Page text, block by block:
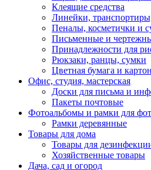
Клеящие средства
Линейки,
Пеналы, косметички и
Письменные и
Принадлежности для
Рюкзаки, ранцы, сумки
Цветная бумага и картон
Офис, студия, мастерская
Доски для письма и
Пакеты почтовые
Фотоальбомы и рамки для
Рамки деревянные
Товары для дома
Товары для
Хозяйственные товары
Дача, сад и огород